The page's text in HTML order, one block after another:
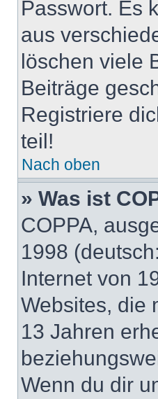
Passwort. Es
aus
löschen viele
Beiträge
Registriere
teil!
Nach oben
» Was ist
COPPA,
1998
Internet von
Websites, die
13 Jahren
Wenn du dir